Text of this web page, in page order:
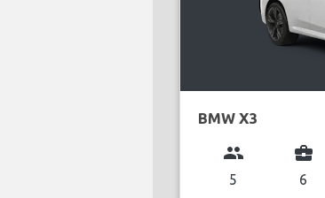
BMW X3
group
5
business_center
6